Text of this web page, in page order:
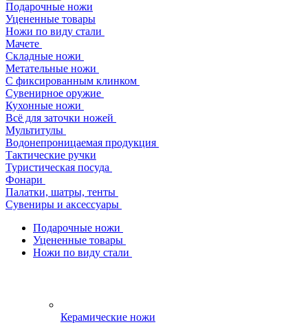
Подарочные ножи
Уцененные товары
Ножи по виду стали
Мачете
Складные ножи
Метательные ножи
С фиксированным клинком
Сувенирное оружие
Кухонные ножи
Всё для заточки ножей
Мультитулы
Водонепроницаемая продукция
Тактические ручки
Туристическая посуда
Фонари
Палатки, шатры, тенты
Сувениры и аксессуары
Подарочные ножи
Уцененные товары
Ножи по виду стали
Керамические ножи